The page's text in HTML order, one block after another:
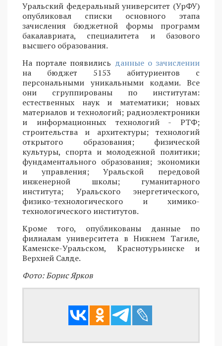
Уральский федеральный университет (УрФУ)
опубликовал списки основного этапа
зачисления бюджетной формы программ
бакалавриата, специалитета и базового
высшего образования.
На портале появились данные о зачислении
на бюджет 5153 абитуриентов с
персональными уникальными кодами. Все
они сгруппированы по институтам:
естественных наук и математики; новых
материалов и технологий; радиоэлектроники
и информационных технологий - РТФ;
строительства и архитектуры; технологий
открытого образования; физической
культуры, спорта и молодежной политики;
фундаментального образования; экономики
и управления; Уральской передовой
инженерной школы; гуманитарного
института; Уральского энергетического,
физико-технологического и химико-
технологического институтов.
Кроме того, опубликованы данные по
филиалам университета в Нижнем Тагиле,
Каменске-Уральском, Краснотурьинске и
Верхней Салде.
Фото: Борис Ярков